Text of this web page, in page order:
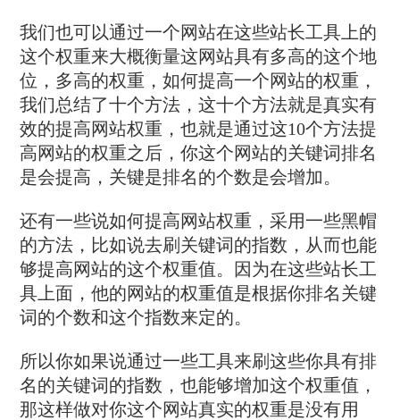
我们也可以通过一个网站在这些站长工具上的
这个权重来大概衡量这网站具有多高的这个地
位，多高的权重，如何提高一个网站的权重，
我们总结了十个方法，这十个方法就是真实有
效的提高网站权重，也就是通过这10个方法提
高网站的权重之后，你这个网站的关键词排名
是会提高，关键是排名的个数是会增加。
还有一些说如何提高网站权重，采用一些黑帽
的方法，比如说去刷关键词的指数，从而也能
够提高网站的这个权重值。因为在这些站长工
具上面，他的网站的权重值是根据你排名关键
词的个数和这个指数来定的。
所以你如果说通过一些工具来刷这些你具有排
名的关键词的指数，也能够增加这个权重值，
那这样做对你这个网站真实的权重是没有用